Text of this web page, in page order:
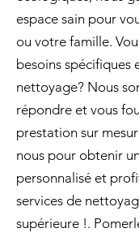
espace sain pour
ou votre famille.
besoins spécifiques
nettoyage? Nous
répondre et vous
prestation sur
nous pour obtenir
personnalisé et
services de
supérieure !.